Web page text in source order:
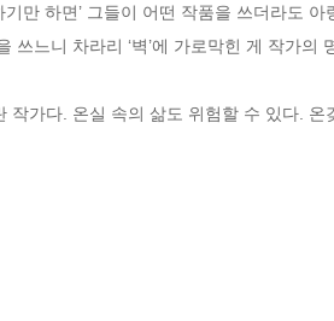
기만 하면’ 그들이 어떤 작품을 쓰더라도
쓰느니 차라리 ‘벽’에 가로막힌 게 작가의
작가다. 온실 속의 삶도 위험할 수 있다.